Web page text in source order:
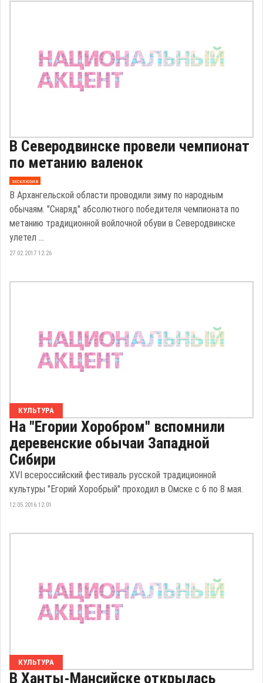
В Северодвинске провели чемпионат
по метанию валенок
эксклюзив
В Архангельской области проводили зиму по народным
обычаям. "Снаряд" абсолютного победителя чемпионата по
метанию традиционной войлочной обуви в Северодвинске
улетел ...
27.02.2017 12:26
КУЛЬТУРА
На "Егории Хоробром" вспомнили
деревенские обычаи Западной
Сибири
XVI всероссийский фестиваль русской традиционной
культуры "Егорий Хоробрый" проходил в Омске с 6 по 8 мая.
12.05.2016 12:01
КУЛЬТУРА
В Ханты-Мансийске открылась